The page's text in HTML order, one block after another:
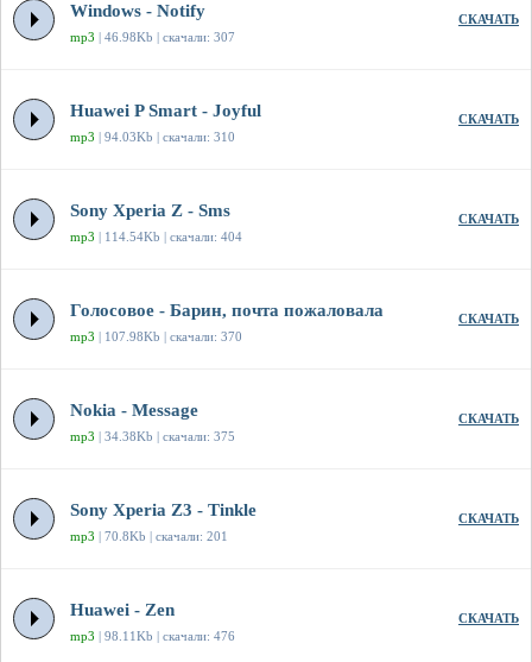
Windows - Notify
mp3 | 46.98Kb | скачали: 307
СКАЧАТЬ
Huawei P Smart - Joyful
mp3 | 94.03Kb | скачали: 310
СКАЧАТЬ
Sony Xperia Z - Sms
mp3 | 114.54Kb | скачали: 404
СКАЧАТЬ
Голосовое - Барин, почта пожаловала
mp3 | 107.98Kb | скачали: 370
СКАЧАТЬ
Nokia - Message
mp3 | 34.38Kb | скачали: 375
СКАЧАТЬ
Sony Xperia Z3 - Tinkle
mp3 | 70.8Kb | скачали: 201
СКАЧАТЬ
Huawei - Zen
mp3 | 98.11Kb | скачали: 476
СКАЧАТЬ